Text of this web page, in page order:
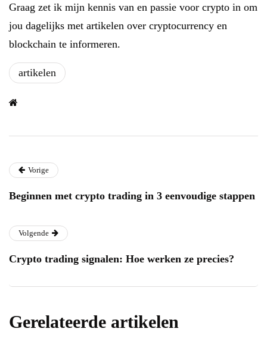
Graag zet ik mijn kennis van en passie voor crypto in om
jou dagelijks met artikelen over cryptocurrency en
blockchain te informeren.
artikelen
Vorige
Beginnen met crypto trading in 3 eenvoudige stappen
Volgende
Crypto trading signalen: Hoe werken ze precies?
Gerelateerde artikelen